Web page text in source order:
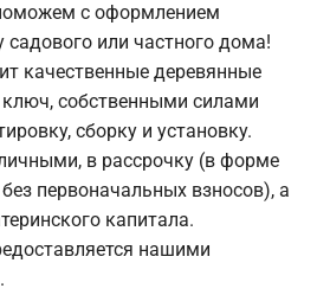
с оформлением
садового или частного дома!
качественные деревянные
собственными силами
сборку и установку.
в рассрочку (в форме
первоначальных взносов), а
капитала.
нашими